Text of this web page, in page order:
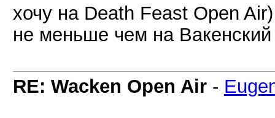
хочу на Death Feast Open Air)
не меньше чем на
RE: Wacken Open Air -